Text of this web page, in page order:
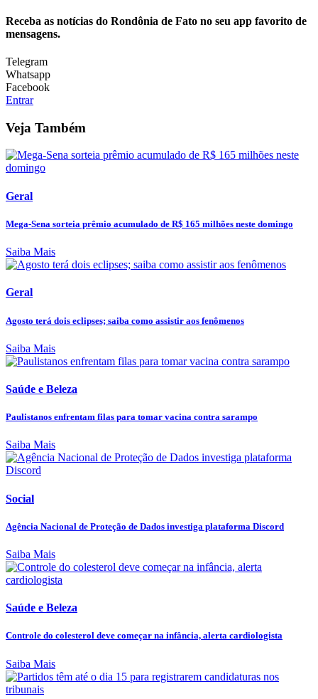
Receba as notícias do Rondônia de Fato no seu app favorito de
mensagens.
Telegram
Whatsapp
Facebook
Entrar
Veja Também
Geral
Mega-Sena sorteia prêmio acumulado de R$ 165 milhões neste domingo
Saiba Mais
Geral
Agosto terá dois eclipses; saiba como assistir aos fenômenos
Saiba Mais
Saúde e Beleza
Paulistanos enfrentam filas para tomar vacina contra sarampo
Saiba Mais
Social
Agência Nacional de Proteção de Dados investiga plataforma Discord
Saiba Mais
Saúde e Beleza
Controle do colesterol deve começar na infância, alerta cardiologista
Saiba Mais